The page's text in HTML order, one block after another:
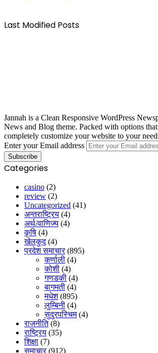
Last Modified Posts
Jannah is a Clean Responsive WordPress
News and Blog theme. Packed with options
completely customize your website to your
Enter your Email address
Categories
casino (2)
review (2)
Uncategorized (41)
अन्तराष्ट्रिय (4)
अर्थ/वाणिज्य (4)
कृषि (4)
खेलकुद(4)
प्रदेश समाचार(895)
कर्णाली (4)
कोशी (4)
गणडकी (4)
बागमती (4)
मधेश(895)
लुम्बिनी (4)
सुदुरपस्चिम(4)
राजनीति(8)
राष्ट्रिय (35)
शिक्षा (7)
समाचार(912)